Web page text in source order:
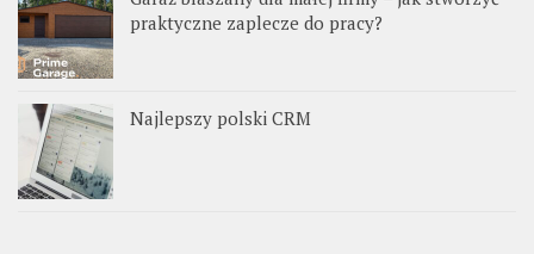
praktyczne zaplecze do pracy?
Najlepszy polski CRM